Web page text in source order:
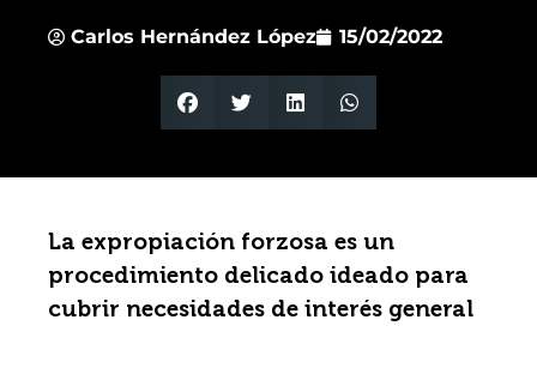
Carlos Hernández López 15/02/2022
La expropiación forzosa es un
procedimiento delicado ideado para
cubrir necesidades de interés general